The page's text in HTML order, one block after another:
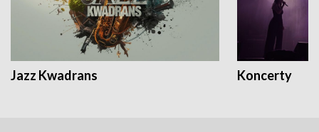
Jazz Kwadrans Koncerty